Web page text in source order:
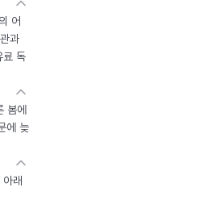
어
과
료 독
봄에
에 늦
래